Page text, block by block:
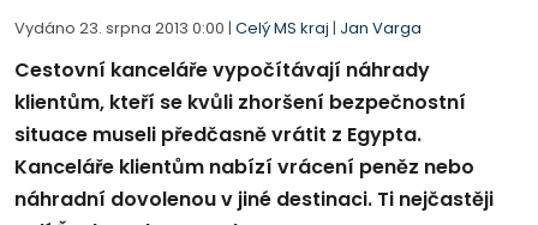
Vydáno 23. srpna 2013 0:00 | Celý MS kraj | Jan Varga
Cestovní kanceláře vypočítávají náhrady
klientům, kteří se kvůli zhoršení bezpečnostní
situace museli předčasně vrátit z Egypta.
Kanceláře klientům nabízí vrácení peněz nebo
náhradní dovolenou v jiné destinaci. Ti nejčastěji